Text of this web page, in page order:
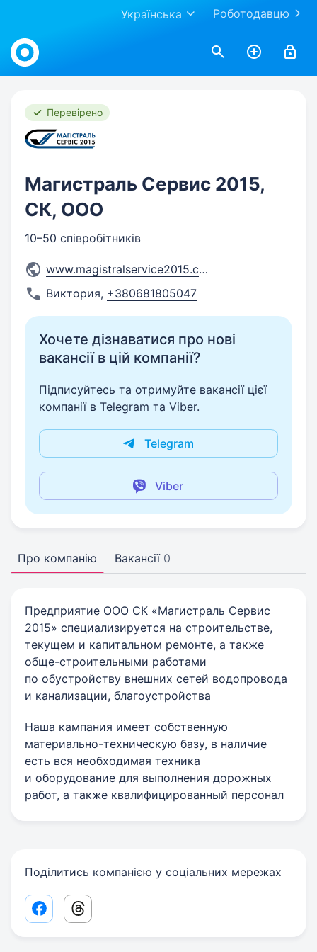
Роботодавцю
Українська
Work.ua
Перевірено
Магистраль Сервис 2015,
СК, ООО
10–50 співробітників
www.magistralservice2015.com
Виктория, +380681805047
Хочете дізнаватися про нові
вакансії в цій компанії?
Підписуйтесь та отримуйте вакансії цієї
компанії в Telegram та Viber.
Telegram
Viber
Про компанію Вакансії 0
Предприятие ООО СК «Магистраль Сервис
2015» специализируется на строительстве,
текущем и капитальном ремонте, а также
обще-строительными работами
по обустройству внешних сетей водопровода
и канализации, благоустройства
Наша кампания имеет собственную
материально-техническую базу, в наличие
есть вся необходимая техника
и оборудование для выполнения дорожных
работ, а также квалифицированный персонал
Поділитись компанією у соціальних мережах
Facebook share link
Threads share link